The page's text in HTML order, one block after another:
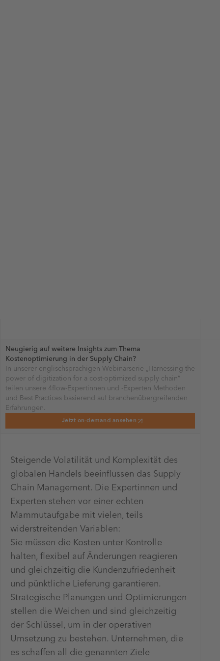
Steigende Volatilität und Komplexität des
globalen Handels beeinflussen das Supply
Chain Management. Die Expertinnen und
Experten stehen vor einer echten
Mammutaufgabe mit vielen, teils
widerstreitenden Variablen:
Sie müssen die Kosten unter Kontrolle
halten, flexibel auf Änderungen reagieren
und gleichzeitig die Kundenzufriedenheit
und pünktliche Lieferung garantieren.
Strategische Planungen und Optimierungen
stellen die Weichen und sind gleichzeitig
der Schlüssel, um in der operativen
Umsetzung zu bestehen. Unternehmen, die
es schaffen all die genannten Ziele
Neugierig auf weitere Insights zum Thema
Kostenoptimierung in der Supply Chain?
In unserer englischsprachigen Webinarserie „Harnessing the
power of digitization for a cost-optimized supply chain”
teilen unsere 4flow-Expertinnen und -Experten Methoden
und Best Practices basierend auf branchenübergreifenden
Erfahrungen.
Jetzt on-demand ansehen